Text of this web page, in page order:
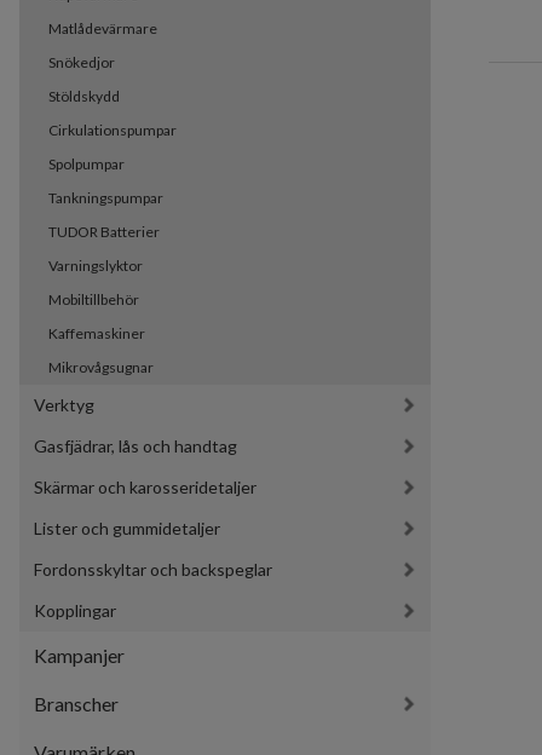
Matlådevärmare
Snökedjor
Stöldskydd
Cirkulationspumpar
Spolpumpar
Tankningspumpar
TUDOR Batterier
Varningslyktor
Mobiltillbehör
Kaffemaskiner
Mikrovågsugnar
Verktyg
Gasfjädrar, lås och handtag
Skärmar och karosseridetaljer
Lister och gummidetaljer
Fordonsskyltar och backspeglar
Kopplingar
Kampanjer
Branscher